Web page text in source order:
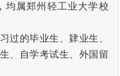
均属郑州轻工业大学校
过的毕业生、肄业生、
、自学考试生、外国留